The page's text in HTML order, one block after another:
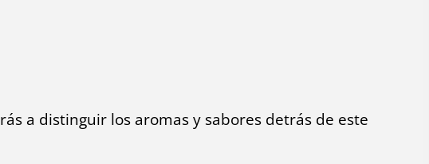
a distinguir los aromas y sabores detrás de este